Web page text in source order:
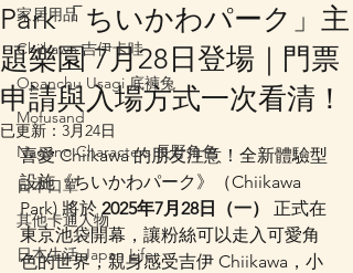
家居用品
Chiikawa 吉伊卡哇
Opanchu Usagi 底褲兔
Mofusand
Nagano Characters 長野角色
日本口罩
其他卡通人物
日本生活 Japan Life
Park「ちいかわパーク」主
題樂園 7月28日登場｜門票
申請與入場方式一次看清！
已更新： 3月24日
喜愛 Chiikawa 的朋友注意！全新體驗型
設施《ちいかわパーク》（Chiikawa
Park) 將於 2025年7月28日（一）
正式在
東京池袋開幕，讓粉絲可以走入可愛角
色的世界，親身感受吉伊 Chiikawa，小